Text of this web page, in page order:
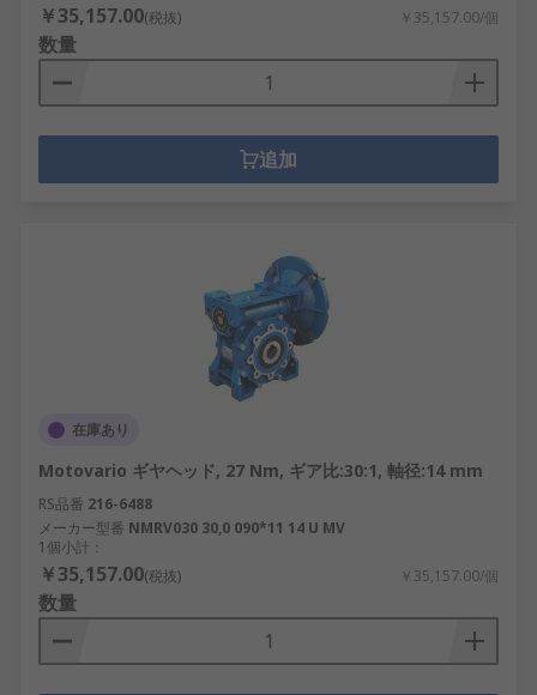
￥35,157.00(税抜) ￥35,157.00/個
数量
追加
在庫あり
Motovario ギヤヘッド, 27 Nm, ギア比:30:1, 軸径:14 mm
RS品番 216-6488
メーカー型番 NMRV030 30,0 090*11 14 U MV
1個小計：
￥35,157.00(税抜) ￥35,157.00/個
数量